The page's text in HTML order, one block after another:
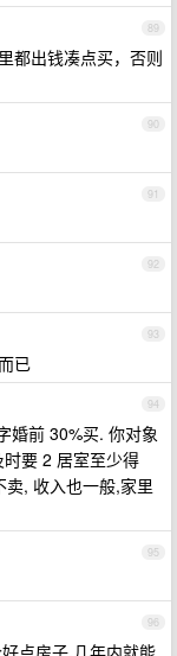
89
都出钱凑点买，否则
90
91
92
93
已
94
婚前 30%买. 你对象
要 2 居室至少得
, 收入也一般,家里
95
96
点房子,几年内就能